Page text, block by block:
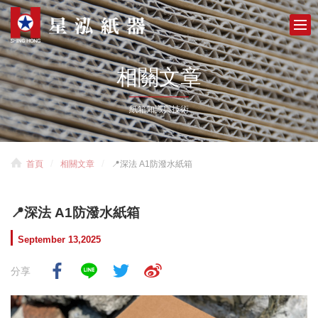
相關文章
紙箱知識與技術
首頁 相關文章 📍深法 A1防潑水紙箱
📍深法 A1防潑水紙箱
September 13,2025
分享